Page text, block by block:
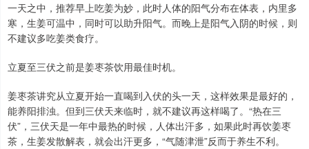
一天之中，推荐早上吃姜为妙，此时人体的阳气分布在体表，内里多
寒，生姜可温中，同时可以助升阳气。而晚上是阳气入阴的时候，则
不建议多吃姜类食疗。
立夏至三伏之前是姜枣茶饮用最佳时机。
姜枣茶讲究从立夏开始一直喝到入伏的头一天，这样效果是最好的，
能养阳排浊。但到三伏天来临时，就不建议再这样喝了。“热在三
伏”，三伏天是一年中最热的时候，人体出汗多，如果此时再饮姜枣
茶，生姜发散解表，就会出汗更多，“气随津泄”反而于养生不利。